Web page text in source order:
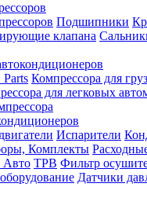
Подшипники
клапана
Компрессора для
для легковых
Испарители
Комплекты
Авто ТРВ Фильтр
Датчики